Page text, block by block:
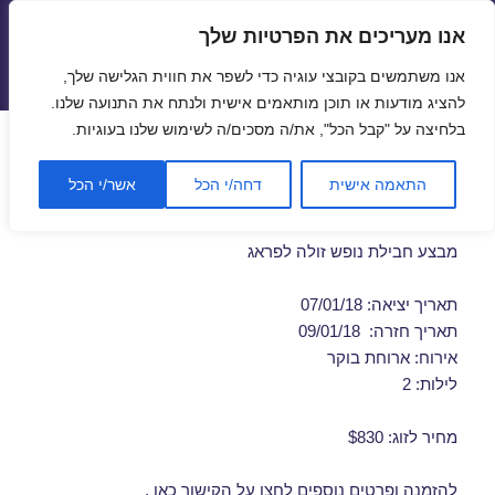
אנו מעריכים את הפרטיות שלך
אנו משתמשים בקובצי עוגיה כדי לשפר את חווית הגלישה שלך,
להציג מודעות או תוכן מותאמים אישית ולנתח את התנועה שלנו.
בלחיצה על "קבל הכל", את/ה מסכים/ה לשימוש שלנו בעוגיות.
התאמה אישית דחה/י הכל אשר/י הכל
תפריטים
ווידג'טים
חבילות נופש לפראג בינואר
07/01/2018
מבצע חבילת נופש זולה לפראג
תאריך יציאה: 07/01/18
תאריך חזרה: 09/01/18
אירוח: ארוחת בוקר
לילות: 2
מחיר לזוג: $830
להזמנה ופרטים נוספים לחצו על הקישור כאן .